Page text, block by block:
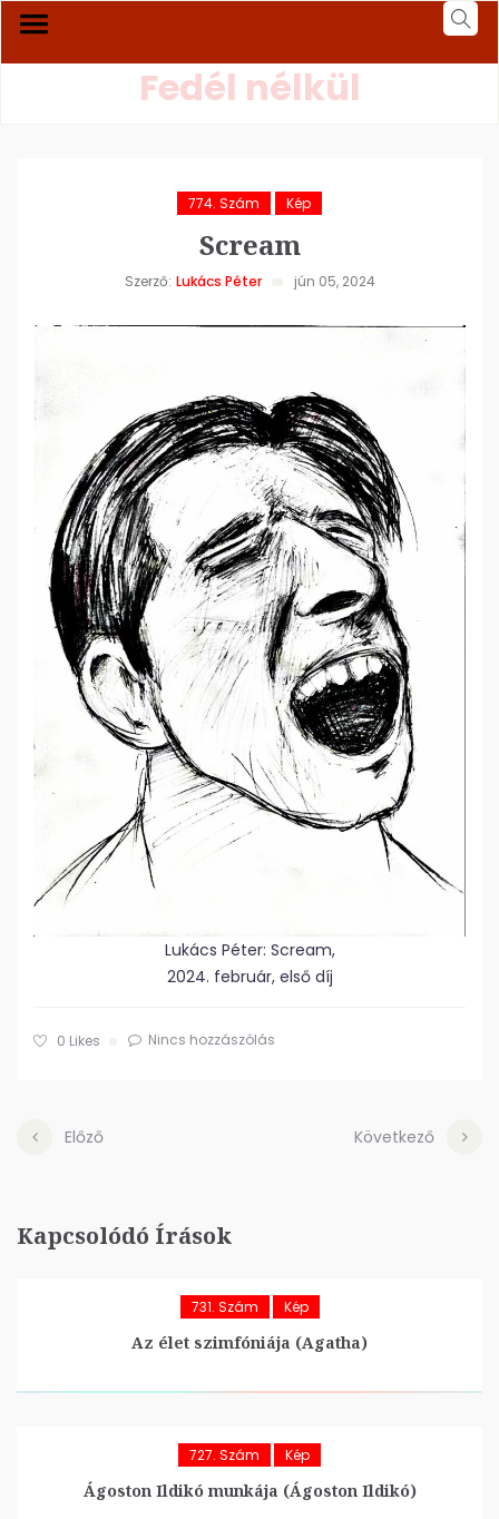
Fedél nélkül
774. Szám Kép
Scream
Szerző: Lukács Péter jún 05, 2024
Lukács Péter: Scream,
2024. február, első díj
0 Likes Nincs hozzászólás
Előző Következő
Kapcsolódó Írások
731. Szám Kép
Az élet szimfóniája (Agatha)
727. Szám Kép
Ágoston Ildikó munkája (Ágoston Ildikó)